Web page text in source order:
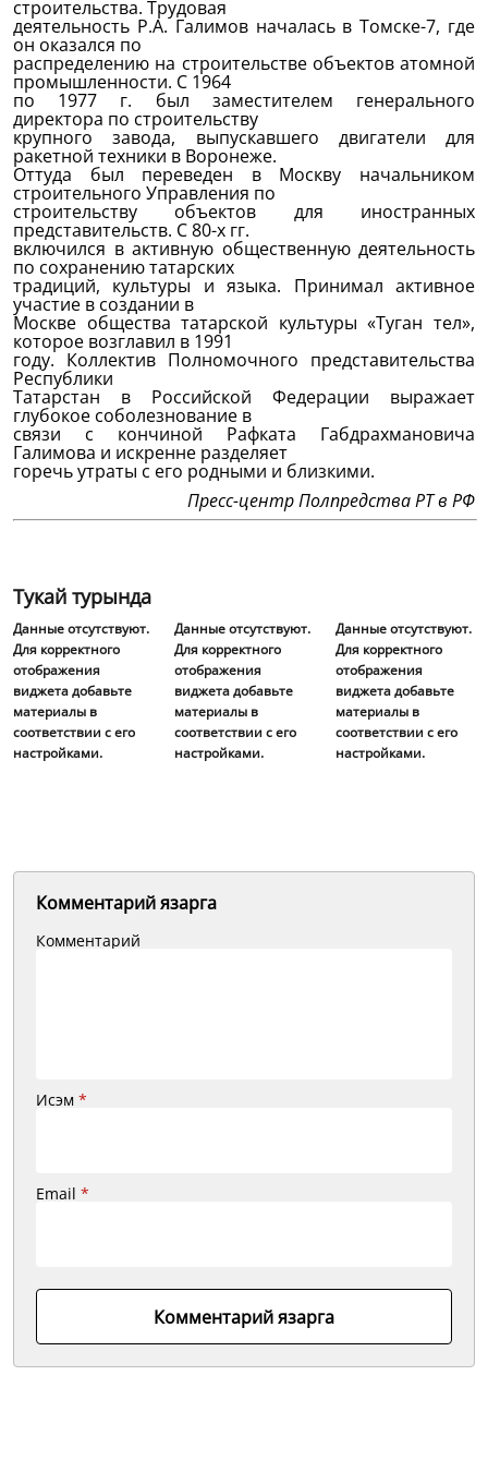
строительства. Трудовая
деятельность Р.А. Галимов началась в Томске-7, где
он оказался по
распределению на строительстве объектов атомной
промышленности. С 1964
по 1977 г. был заместителем генерального
директора по строительству
крупного завода, выпускавшего двигатели для
ракетной техники в Воронеже.
Оттуда был переведен в Москву начальником
строительного Управления по
строительству объектов для иностранных
представительств. С 80-х гг.
включился в активную общественную деятельность
по сохранению татарских
традиций, культуры и языка. Принимал активное
участие в создании в
Москве общества татарской культуры «Туган тел»,
которое возглавил в 1991
году. Коллектив Полномочного представительства
Республики
Татарстан в Российской Федерации выражает
глубокое соболезнование в
связи с кончиной Рафката Габдрахмановича
Галимова и искренне разделяет
горечь утраты с его родными и близкими.
Пресс-центр Полпредства РТ в РФ
Тукай турында
Данные отсутствуют.
Для корректного
отображения
виджета добавьте
материалы в
соответствии с его
настройками.
Данные отсутствуют.
Для корректного
отображения
виджета добавьте
материалы в
соответствии с его
настройками.
Данные отсутствуют.
Для корректного
отображения
виджета добавьте
материалы в
соответствии с его
настройками.
Комментарий язарга
Комментарий
Исэм *
Email *
Комментарий язарга